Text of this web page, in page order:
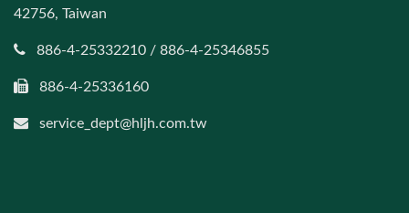
42756, Taiwan
886-4-25332210 / 886-4-25346855
886-4-25336160
service_dept@hljh.com.tw